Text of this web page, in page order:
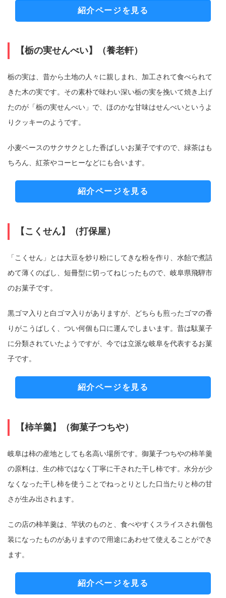
紹介ページを見る
【栃の実せんべい】（養老軒）
栃の実は、昔から土地の人々に親しまれ、加工されて食べられて
きた木の実です。その素朴で味わい深い栃の実を挽いて焼き上げ
たのが「栃の実せんべい」で、ほのかな甘味はせんべいというよ
りクッキーのようです。
小麦ベースのサクサクとした香ばしいお菓子ですので、緑茶はも
ちろん、紅茶やコーヒーなどにも合います。
紹介ページを見る
【こくせん】（打保屋）
「こくせん」とは大豆を炒り粉にしてきな粉を作り、水飴で煮詰
めて薄くのばし、短冊型に切ってねじったもので、岐阜県飛騨市
のお菓子です。
黒ゴマ入りと白ゴマ入りがありますが、どちらも煎ったゴマの香
りがこうばしく、つい何個も口に運んでしまいます。昔は駄菓子
に分類されていたようですが、今では立派な岐阜を代表するお菓
子です。
紹介ページを見る
【柿羊羹】（御菓子つちや）
岐阜は柿の産地としても名高い場所です。御菓子つちやの柿羊羹
の原料は、生の柿ではなく丁寧に干された干し柿です。水分が少
なくなった干し柿を使うことでねっとりとした口当たりと柿の甘
さが生み出されます。
この店の柿羊羹は、竿状のものと、食べやすくスライスされ個包
装になったものがありますので用途にあわせて使えることができ
ます。
紹介ページを見る